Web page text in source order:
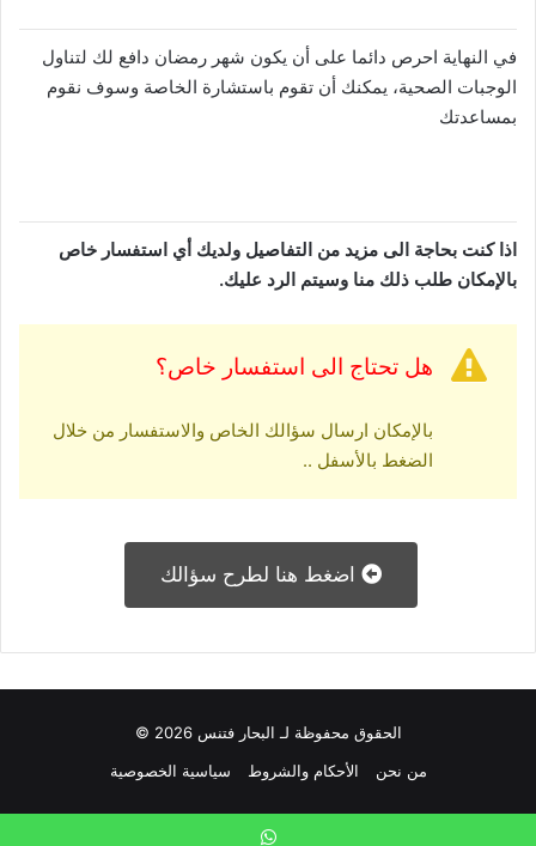
في النهاية احرص دائما على أن يكون شهر رمضان دافع لك لتناول
الوجبات الصحية، يمكنك أن تقوم باستشارة الخاصة وسوف نقوم
بمساعدتك
اذا كنت بحاجة الى مزيد من التفاصيل ولديك أي استفسار خاص
بالإمكان طلب ذلك منا وسيتم الرد عليك.
هل تحتاج الى استفسار خاص؟
بالإمكان ارسال سؤالك الخاص والاستفسار من خلال
الضغط بالأسفل ..
اضغط هنا لطرح سؤالك
الحقوق محفوظة لـ البحار فتنس 2026 ©
من نحن
الأحكام والشروط سياسية الخصوصية